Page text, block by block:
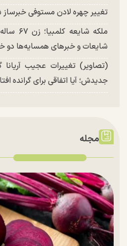
تغییر چهره لادن مستوفی
ملکه
شایعات و خبر‌های همسایه‌ها دو
(تصاویر) تغییرات عجیب
جدیدش؛ آیا اتفاقی برای گرانده
مجله